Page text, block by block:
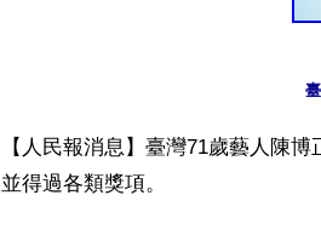
【人民報消息】臺灣71歲藝人陳
並得過各類獎項。